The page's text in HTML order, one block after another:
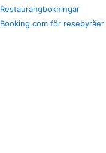
Restaurangbokningar
Booking.com för resebyråer